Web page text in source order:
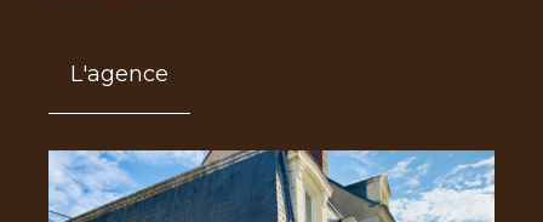
L'agence